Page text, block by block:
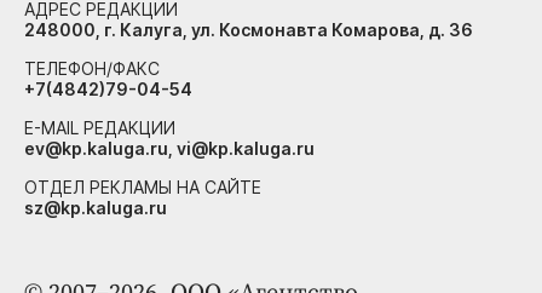
АДРЕС РЕДАКЦИИ
248000, г. Калуга, ул. Космонавта Комарова, д. 36
ТЕЛЕФОН/ФАКС
+7(4842)79-04-54
E-MAIL РЕДАКЦИИ
ev@kp.kaluga.ru, vi@kp.kaluga.ru
ОТДЕЛ РЕКЛАМЫ НА САЙТЕ
sz@kp.kaluga.ru